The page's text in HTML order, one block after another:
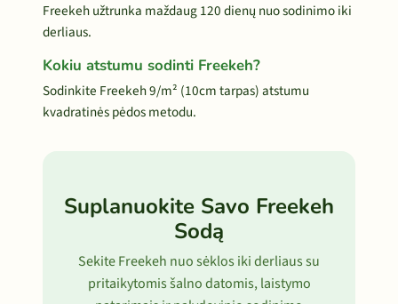
Freekeh užtrunka maždaug 120 dienų nuo sodinimo iki
derliaus.
Kokiu atstumu sodinti Freekeh?
Sodinkite Freekeh 9/m² (10cm tarpas) atstumu
kvadratinės pėdos metodu.
Suplanuokite Savo Freekeh
Sodą
Sekite Freekeh nuo sėklos iki derliaus su
pritaikytomis šalno datomis, laistymo